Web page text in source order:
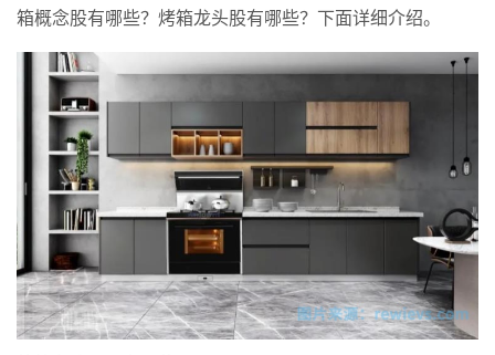
箱概念股有哪些？烤箱龙头股有哪些？下面详细介绍。